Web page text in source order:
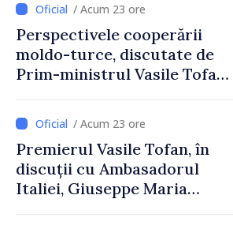
/ Acum 23 ore
Perspectivele cooperării
moldo-turce, discutate de
Prim-ministrul Vasile Tofan
Uygar Mustafa Sertel
/ Acum 23 ore
Premierul Vasile Tofan, în
discuții cu Ambasadorul
Italiei, Giuseppe Maria